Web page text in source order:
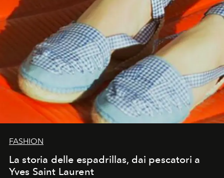
FASHION
La storia delle espadrillas, dai pescatori a
Yves Saint Laurent